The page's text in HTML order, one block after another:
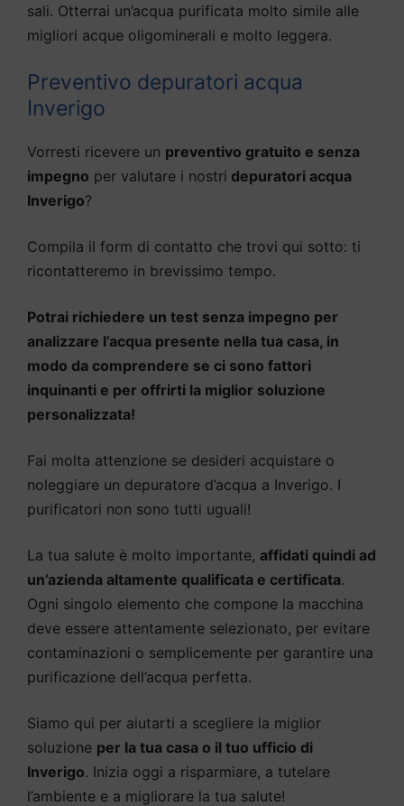
sali. Otterrai un’acqua purificata molto simile alle
migliori acque oligominerali e molto leggera.
Preventivo depuratori acqua
Inverigo
Vorresti ricevere un preventivo gratuito e senza
impegno per valutare i nostri depuratori acqua
Inverigo?
Compila il form di contatto che trovi qui sotto: ti
ricontatteremo in brevissimo tempo.
Potrai richiedere un test senza impegno per
analizzare l’acqua presente nella tua casa, in
modo da comprendere se ci sono fattori
inquinanti e per offrirti la miglior soluzione
personalizzata!
Fai molta attenzione se desideri acquistare o
noleggiare un depuratore d’acqua a Inverigo. I
purificatori non sono tutti uguali!
La tua salute è molto importante, affidati quindi ad
un’azienda altamente qualificata e certificata.
Ogni singolo elemento che compone la macchina
deve essere attentamente selezionato, per evitare
contaminazioni o semplicemente per garantire una
purificazione dell’acqua perfetta.
Siamo qui per aiutarti a scegliere la miglior
soluzione per la tua casa o il tuo ufficio di
Inverigo. Inizia oggi a risparmiare, a tutelare
l’ambiente e a migliorare la tua salute!